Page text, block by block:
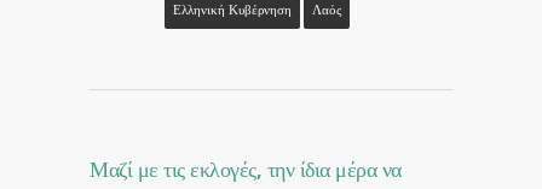
Ελληνική Κυβέρνηση Λαός
Μαζί με τις εκλογές, την ίδια μέρα να